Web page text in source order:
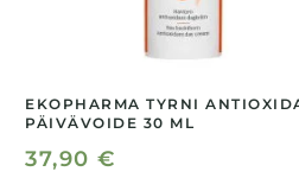
EKOPHARMA TYRNI
PÄIVÄVOIDE 30 ML
37,90 €